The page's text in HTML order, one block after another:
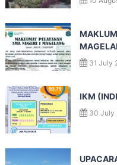
31 July
IKM
30 July